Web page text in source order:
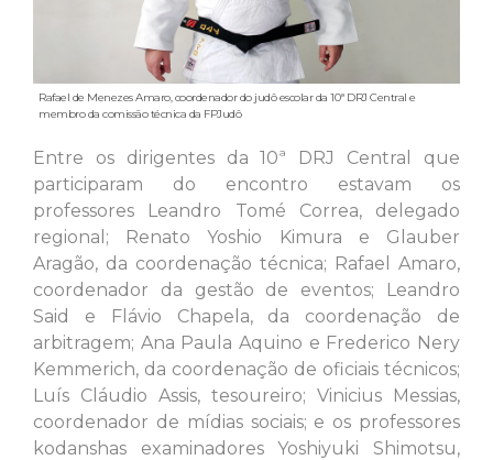
Rafael de Menezes Amaro, coordenador do judô escolar da 10ª DRJ Central e
membro da comissão técnica da FPJudô
Entre os dirigentes da 10ª DRJ Central que
participaram do encontro estavam os
professores Leandro Tomé Correa, delegado
regional; Renato Yoshio Kimura e Glauber
Aragão, da coordenação técnica; Rafael Amaro,
coordenador da gestão de eventos; Leandro
Said e Flávio Chapela, da coordenação de
arbitragem; Ana Paula Aquino e Frederico Nery
Kemmerich, da coordenação de oficiais técnicos;
Luís Cláudio Assis, tesoureiro; Vinicius Messias,
coordenador de mídias sociais; e os professores
kodanshas examinadores Yoshiyuki Shimotsu,